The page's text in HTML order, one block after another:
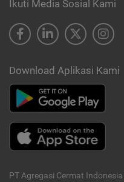
Ikuti Media Sosial Kami
Download Aplikasi Kami
PT Agregasi Cermat Indonesia